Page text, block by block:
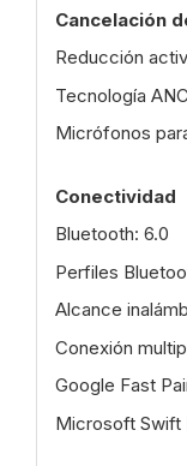
Cancelación
Reducción
Tecnología
Micrófonos
Conectividad
Bluetooth: 6.0
Perfiles
Alcance
Conexión
Google Fast
Microsoft Swift